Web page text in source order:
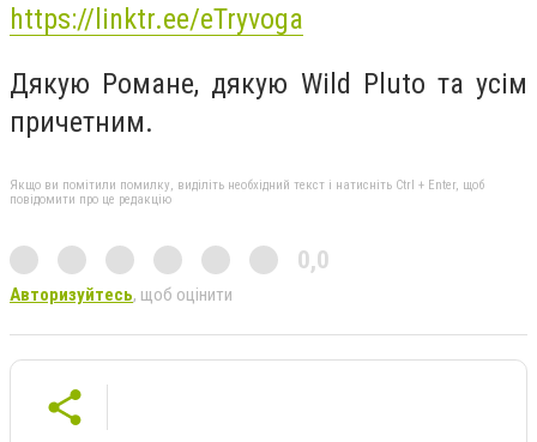
https://linktr.ee/eTryvoga
Дякую Романе, дякую Wild Pluto та усім
причетним.
Якщо ви помітили помилку, виділіть необхідний текст і натисніть Ctrl + Enter, щоб
повідомити про це редакцію
0,0
Авторизуйтесь, щоб оцінити